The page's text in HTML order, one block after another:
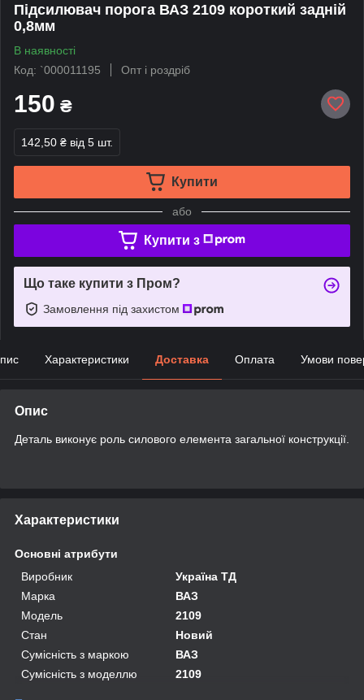
Підсилювач порога ВАЗ 2109 короткий задній
0,8мм
В наявності
Код: `000011195
Опт і роздріб
150 ₴
142,50 ₴ від 5 шт.
Купити
або
Купити з
Що таке купити з Пром?
Замовлення під захистом
Характеристики Доставка Оплата Умови
Опис
Деталь виконує роль силового елемента загальної конструкції.
Характеристики
Основні атрибути
Виробник
Україна ТД
Марка
ВАЗ
Модель
2109
Стан
Новий
Сумісність з маркою
ВАЗ
Сумісність з моделлю
2109